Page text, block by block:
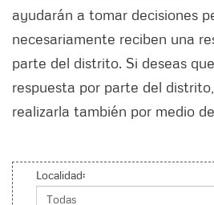
ayudarán a tomar decisiones
necesariamente reciben una
parte del distrito. Si deseas
respuesta por parte del
realizarla también por medio de
Localidad: